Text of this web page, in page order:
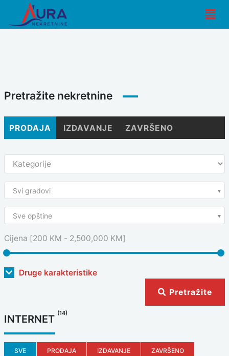
content
Pretražite nekretnine
PRODAJA IZDAVANJE ZAVRŠENO
Svi gradovi
Sve opštine
Cijena [200 KM - 2,500,000 KM]
Druge karakteristike
Pretražite
INTERNET (14)
SVE PRODAJA IZDAVANJE ZAVRŠENO